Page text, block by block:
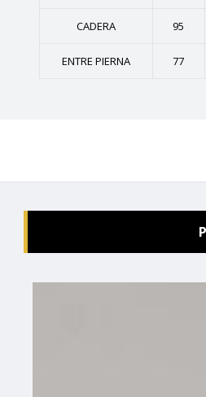
CADERA 95
ENTRE PIERNA 77